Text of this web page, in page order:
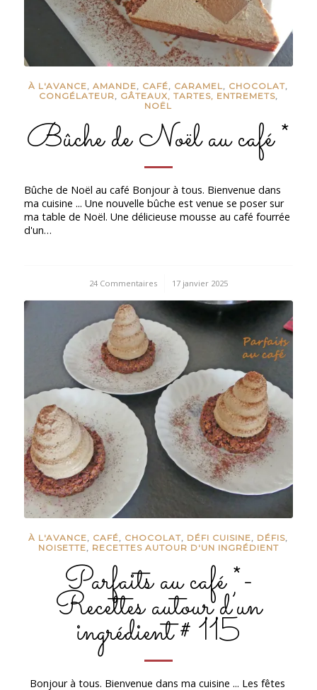
À L'AVANCE,AMANDE, CAFÉ, CARAMEL, CHOCOLAT,
CONGÉLATEUR, GÂTEAUX, TARTES, ENTREMETS,
NOËL
Bûche de Noël au café *
Bûche de Noël au café Bonjour à tous. Bienvenue dans
ma cuisine ... Une nouvelle bûche est venue se poser sur
ma table de Noël. Une délicieuse mousse au café fourrée
d'un…
24 Commentaires
/ 17 janvier 2025
À L'AVANCE, CAFÉ, CHOCOLAT, DÉFI CUISINE, DÉFIS,
NOISETTE, RECETTES AUTOUR D'UN INGRÉDIENT
Parfaits au café *-
Recettes autour d’un
ingrédient # 115
Bonjour à tous. Bienvenue dans ma cuisine ... Les fêtes